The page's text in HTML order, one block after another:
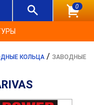
0
КОЛЬЦА / ЗАВОДНЫЕ